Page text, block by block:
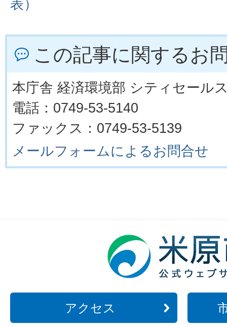
表）
この記事に関するお
本庁舎 経済環境部 シティセール
電話：0749-53-5140
ファックス：0749-53-5139
メールフォームによるお問合せ
アクセス